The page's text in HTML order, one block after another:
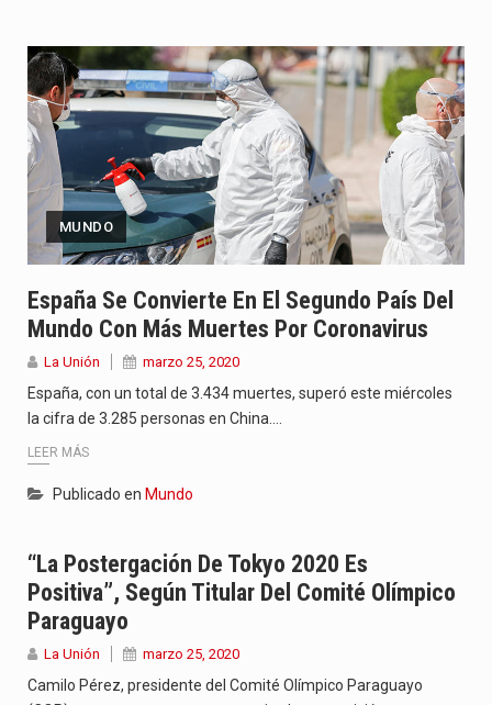
MUNDO
España Se Convierte En El Segundo País Del
Mundo Con Más Muertes Por Coronavirus
La Unión marzo 25, 2020
España, con un total de 3.434 muertes, superó este miércoles
la cifra de 3.285 personas en China.…
LEER MÁS
Publicado en Mundo
“La Postergación De Tokyo 2020 Es
Positiva”, Según Titular Del Comité Olímpico
Paraguayo
La Unión marzo 25, 2020
Camilo Pérez, presidente del Comité Olímpico Paraguayo